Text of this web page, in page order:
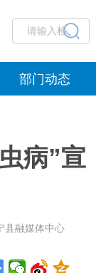
部门动态
病”宣
县融媒体中心